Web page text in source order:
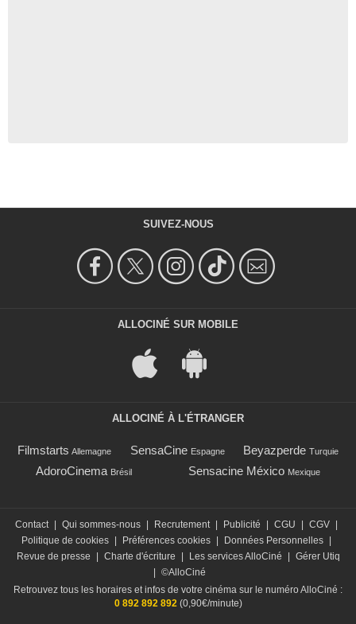
SUIVEZ-NOUS
ALLOCINÉ SUR MOBILE
ALLOCINÉ À L'ÉTRANGER
Filmstarts Allemagne SensaCine Espagne Beyazperde Turquie
AdoroCinema Brésil Sensacine México Mexique
Contact Qui sommes-nous Recrutement Publicité CGU CGV
Politique de cookies
Préférences cookies Données Personnelles
Revue de presse
Charte d'écriture Les services AlloCiné
Gérer Utiq
©AlloCiné
Retrouvez tous les horaires et infos de votre cinéma sur le numéro AlloCiné :
0 892 892 892(0,90€/minute)